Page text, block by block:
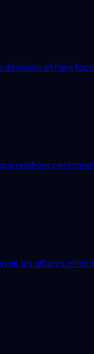
décisions et faire
relations
les affaires et les